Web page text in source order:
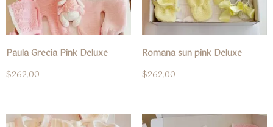
Paula Grecia Pink Deluxe
$262.00
Romana sun pink Deluxe
$262.00